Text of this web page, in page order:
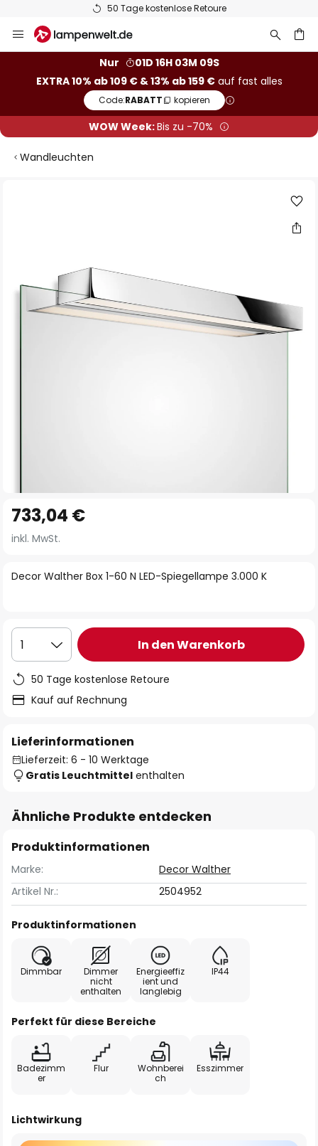
50 Tage kostenlose Retoure
Inhalt
Nur
01D 16H 03M 08S
EXTRA 10% ab 109 € & 13% ab 159 €auf fast alles
Code:RABATT kopieren
WOW Week:Bis zu -70%
Wandleuchten
Anfang
der
springen
Decor Walther Box 1-60 N LED-Spiegellampe 3.000 K
733,04 €
inkl. MwSt.
1 In den Warenkorb
50 Tage kostenlose Retoure
Kauf auf Rechnung
Lieferinformationen
Lieferzeit: 6 - 10 Werktage
Gratis Leuchtmittel enthalten
Ähnliche Produkte entdecken
Produktinformationen
Marke:
Decor Walther
Artikel Nr.:
2504952
Produktinformationen
Dimmbar
Dimmer
nicht
enthalten
Energieeffiz
ient und
langlebig
IP44
Perfekt für diese Bereiche
Badezimm
er
Flur
Wohnberei
ch
Esszimmer
Lichtwirkung